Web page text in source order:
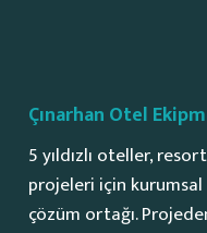
Çınarhan Otel
5 yıldızlı oteller,
projeleri için
çözüm ortağı.